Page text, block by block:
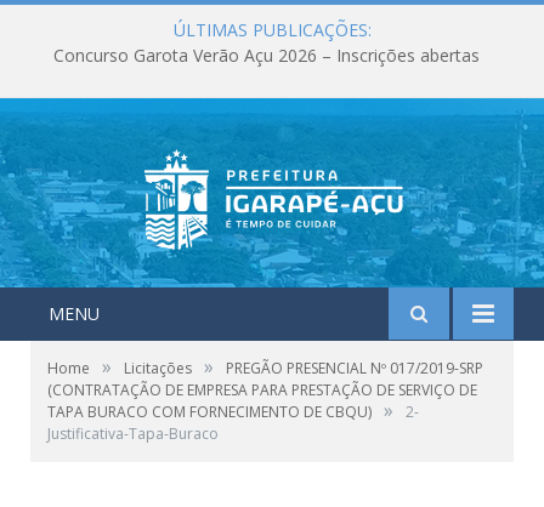
ÚLTIMAS PUBLICAÇÕES:
Concurso Garota Verão Açu 2026 – Inscrições abertas
MENU
Home » Licitações »
PREGÃO PRESENCIAL Nº 017/2019-SRP
(CONTRATAÇÃO DE EMPRESA PARA PRESTAÇÃO DE SERVIÇO DE
TAPA BURACO COM FORNECIMENTO DE CBQU) »
2-
Justificativa-Tapa-Buraco